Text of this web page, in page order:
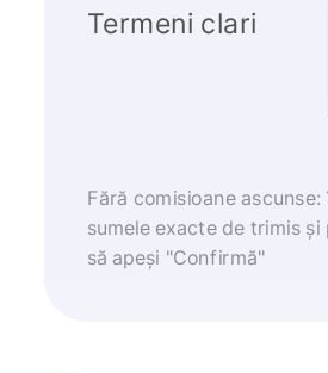
Termeni clari
Fără comisioane ascunse:
sumele exacte de trimis
să apeși "Confirmă"